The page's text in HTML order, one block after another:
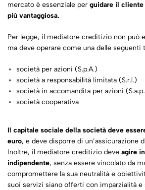
mercato è essenziale per guidare il
più vantaggiosa.
Per legge, il mediatore creditizio non può
ma deve operare come una delle seguenti
società per azioni (S.p.A.)
società a responsabilità limitata (S.r.l.)
società in accomandita per azioni
società cooperativa
Il capitale sociale della società deve
euro, e deve disporre di un’assicurazione
Inoltre, il mediatore creditizio deve agire
indipendente, senza essere vincolato da
compromettere la sua neutralità e
suoi servizi siano offerti con imparzialità e